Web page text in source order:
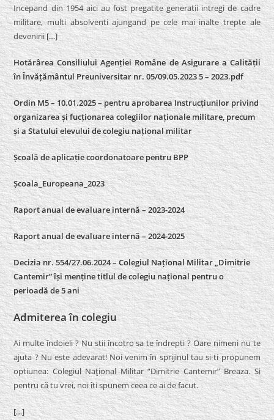
Incepand din 1954 aici au fost pregatite generatii intregi de cadre
militare, multi absolventi ajungand pe cele mai inalte trepte ale
devenirii […]
Hotărârea Consiliului Agenției Române de Asigurare a Calității
în Învățământul Preuniversitar nr. 05/09.05.2023 5 – 2023.pdf
Ordin M5 – 10.01.2025 – pentru aprobarea Instrucțiunilor privind
organizarea și fucționarea colegiilor naționale militare, precum
și a Statului elevului de colegiu național militar
Școală de aplicație coordonatoare pentru BPP
Școala_Europeana_2023
Raport anual de evaluare internă – 2023-2024
Raport anual de evaluare internă –2024-2025
Decizia nr. 554/27.06.2024 – Colegiul Național Militar „Dimitrie
Cantemir” își menține titlul de colegiu național pentru o
perioadă de 5 ani
Admiterea în colegiu
Ai multe îndoieli ? Nu stii încotro sa te îndrepti ? Oare nimeni nu te
ajuta ? Nu este adevarat! Noi venim în sprijinul tau si-ti propunem
optiunea: Colegiul Naţional Militar “Dimitrie Cantemir” Breaza. Si
pentru că tu vrei, noi îti spunem ceea ce ai de facut.
[…]